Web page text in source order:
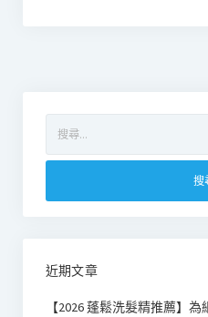
關
字:
近期文章
【2026 蓬鬆洗髮精推薦】